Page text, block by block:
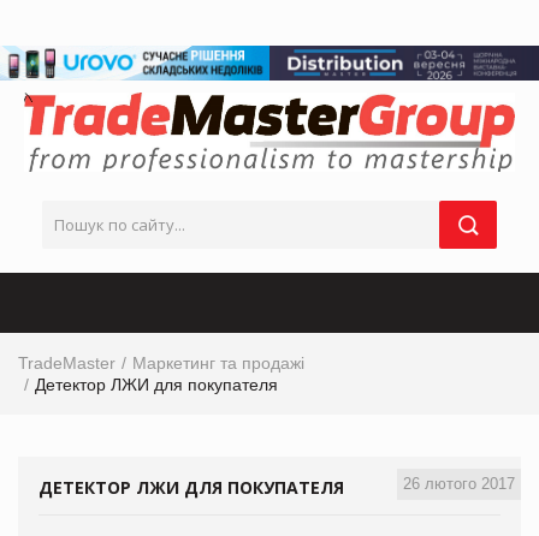
TradeMaster
Маркетинг та продажі
Детектор ЛЖИ для покупателя
26 лютого 2017
ДЕТЕКТОР ЛЖИ ДЛЯ ПОКУПАТЕЛЯ